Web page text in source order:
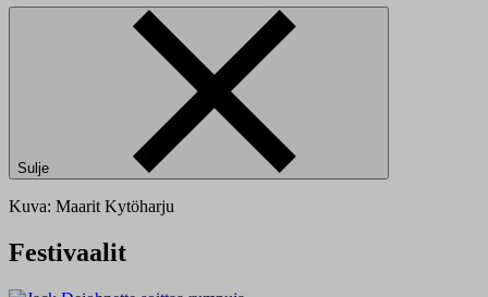
Sulje
Kuva: Maarit Kytöharju
Festivaalit